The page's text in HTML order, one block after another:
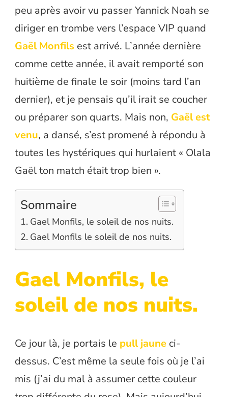
peu après avoir vu passer Yannick Noah se
diriger en trombe vers l’espace VIP quand
Gaël Monfils est arrivé. L’année dernière
comme cette année, il avait remporté son
huitième de finale le soir (moins tard l’an
dernier), et je pensais qu’il irait se coucher
ou préparer son quarts. Mais non, Gaël est
venu, a dansé, s’est promené à répondu à
toutes les hystériques qui hurlaient « Olala
Gaël ton match était trop bien ».
Sommaire
Gael Monfils, le soleil de nos nuits.
Gael Monfils le soleil de nos nuits.
Gael Monfils, le
soleil de nos nuits.
Ce jour là, je portais le pull jaune ci-
dessus. C’est même la seule fois où je l’ai
mis (j’ai du mal à assumer cette couleur